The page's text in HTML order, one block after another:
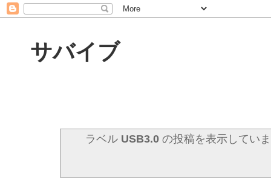
サバイブ
ラベル USB3.0 の投稿を表示してい